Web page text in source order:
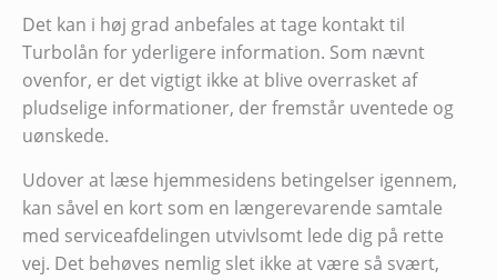
Det kan i høj grad anbefales at tage kontakt til
Turbolån for yderligere information. Som nævnt
ovenfor, er det vigtigt ikke at blive overrasket af
pludselige informationer, der fremstår uventede og
uønskede.
Udover at læse hjemmesidens betingelser igennem,
kan såvel en kort som en længerevarende samtale
med serviceafdelingen utvivlsomt lede dig på rette
vej. Det behøves nemlig slet ikke at være så svært,